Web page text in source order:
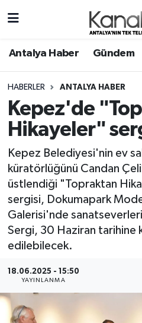
Antalya Haber Gündem
HABERLER ANTALYA HABER
Kepez'de
Hikayeler"
Kepez Belediyesi'nin ev
küratörlüğünü Candan
üstlendiği "Topraktan
sergisi, Dokumapark
Galerisi'nde
Sergi, 30 Haziran tarihine
edilebilecek.
18.06.2025 - 15:50
YAYINLANMA
Antalya Haber
Dünya
Eğitim
Ekonomi
Gündem
Günün Manşetleri
KANALV Spor
Hava Durumu
Trafik Durumu
Süper Lig Puan Durumu
Tüm Manşetler
Son Dakika Haberleri
Haber Arşivi